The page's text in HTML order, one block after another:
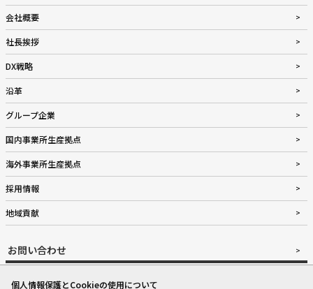
会社概要
社長挨拶
DX戦略
沿革
グループ企業
国内事業所生産拠点
海外事業所生産拠点
採用情報
地域貢献
お問い合わせ
個人情報保護とCookieの使用について